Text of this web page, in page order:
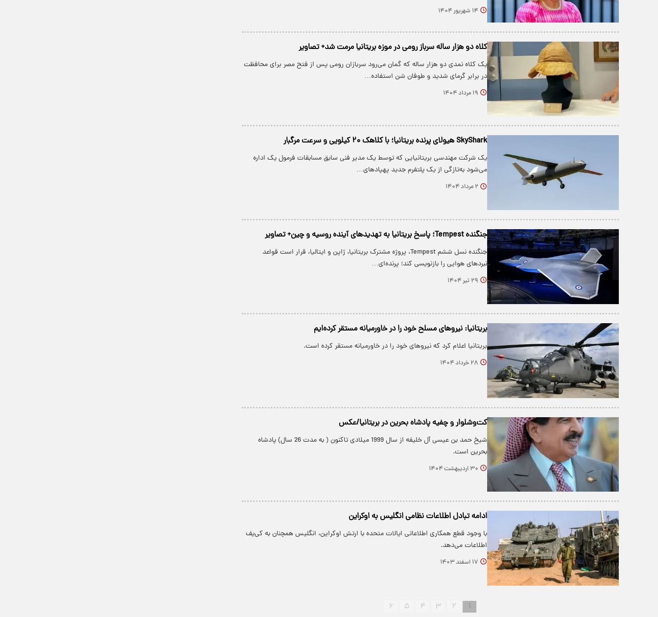
۱۴ شهریور ۱۴۰۴
کلاه دو هزار ساله سرباز رومی در موزه بریتانیا مرمت شد+ تصاویر
یک کلاه نمدی دو هزار ساله که گمان می‌رود سربازان رومی پس از فتح مصر برای محافظت
در برابر گرمای شدید و طوفان شن استفاده…
۱۹ مرداد ۱۴۰۴
SkyShark هیولای پرنده بریتانیا؛ با کلاهک ۲۰ کیلویی و سرعت مرگبار
یک شرکت مهندسی بریتانیایی که توسط یک مدیر فنی سابق مسابقات فرمول یک اداره
می‌شود به‌تازگی از یک پلتفرم جدید پهپادهای…
۲ مرداد ۱۴۰۴
جنگنده Tempest؛ پاسخ بریتانیا به تهدیدهای آینده روسیه و چین+ تصاویر
جنگنده نسل ششم Tempest، پروژه مشترک بریتانیا، ژاپن و ایتالیا، قرار است قواعد
نبردهای هوایی را بازنویسی کند؛ پرنده‌ای…
۲۹ تیر ۱۴۰۴
بریتانیا: نیروهای مسلح خود را در خاورمیانه مستقر کرده‌ایم
بریتانیا اعلام کرد که نیروهای خود را در خاورمیانه مستقر کرده‌ است.
۲۸ خرداد ۱۴۰۴
کت‌وشلوار و چفیه پادشاه بحرین در بریتانیا/عکس
شیخ حمد بن عیسی آل خلیفه از سال 1999 میلادی تاکنون ( به مدت 26 سال) پادشاه
بحرین است.
۳۰ اردیبهشت ۱۴۰۴
ادامه تبادل اطلاعات نظامی انگلیس به اوکراین
با وجود قطع همکاری اطلاعاتی ایالات متحده با ارتش اوکراین، انگلیس همچنان به کی‌یف
اطلاعات می‌دهد.
۱۷ اسفند ۱۴۰۳
۱ ۲ ۳ ۴ ۵ ۶